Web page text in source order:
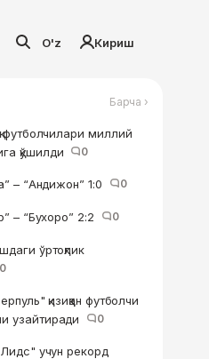
O'z Кириш
Барча ›
футболчилари миллий
қўшилди
0
– “Андижон” 1:0 0
– “Бухоро” 2:2 0
ўртоқлик
0
қизиққан футболчи
узайтиради
0
учун рекорд